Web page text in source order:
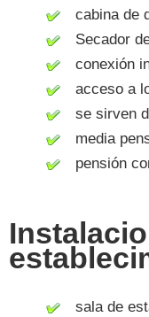
cabina de
Secador
conexión
acceso a
se sirven
media
pensión
sala de